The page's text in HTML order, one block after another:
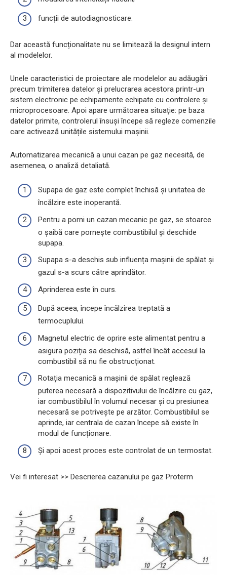
funcții de autodiagnosticare.
Dar această funcționalitate nu se limitează la designul intern
al modelelor.
Unele caracteristici de proiectare ale modelelor au adăugări
precum trimiterea datelor și prelucrarea acestora printr-un
sistem electronic pe echipamente echipate cu controlere și
microprocesoare. Apoi apare următoarea situație: pe baza
datelor primite, controlerul însuși începe să regleze comenzile
care activează unitățile sistemului mașinii.
Automatizarea mecanică a unui cazan pe gaz necesită, de
asemenea, o analiză detaliată.
Supapa de gaz este complet închisă și unitatea de
încălzire este inoperantă.
Pentru a porni un cazan mecanic pe gaz, se stoarce
o șaibă care pornește combustibilul și deschide
supapa.
Supapa s-a deschis sub influența mașinii de spălat și
gazul s-a scurs către aprindător.
Aprinderea este în curs.
După aceea, începe încălzirea treptată a
termocuplului.
Magnetul electric de oprire este alimentat pentru a
asigura poziția sa deschisă, astfel încât accesul la
combustibil să nu fie obstrucționat.
Rotația mecanică a mașinii de spălat reglează
puterea necesară a dispozitivului de încălzire cu gaz,
iar combustibilul în volumul necesar și cu presiunea
necesară se potrivește pe arzător. Combustibilul se
aprinde, iar centrala de cazan începe să existe în
modul de funcționare.
Și apoi acest proces este controlat de un termostat.
Vei fi interesat >> Descrierea cazanului pe gaz Proterm